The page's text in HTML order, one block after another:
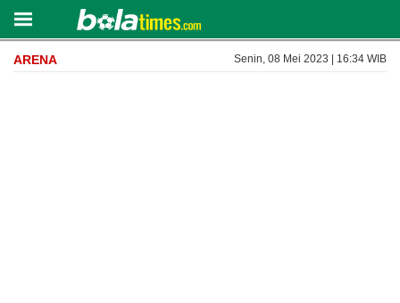
ARENA Senin, 08 Mei 2023 | 16:34 WIB